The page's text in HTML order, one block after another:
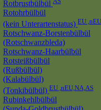
Rotbrustbülbül
Rotohrbülbül
(kein Unterartenstatus) EU
Rotschwanz-Borstenbülbül
(Rotschwanzbleda)
Rotschwanz-Haarbülbül
Rotsteißbülbül
(Rußbülbül)
(Kalabülbül)
(Tonkibülbül) EU ,nEU,NA,AS
Rubinkehlbülbül